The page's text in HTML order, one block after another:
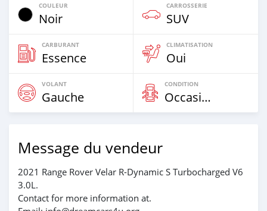
COULEUR
Noir
CARROSSERIE
SUV
CARBURANT
Essence
CLIMATISATION
Oui
VOLANT
Gauche
CONDITION
Occasion
Message du vendeur
2021 Range Rover Velar R-Dynamic S Turbocharged V6
3.0L.
Contact for more information at.